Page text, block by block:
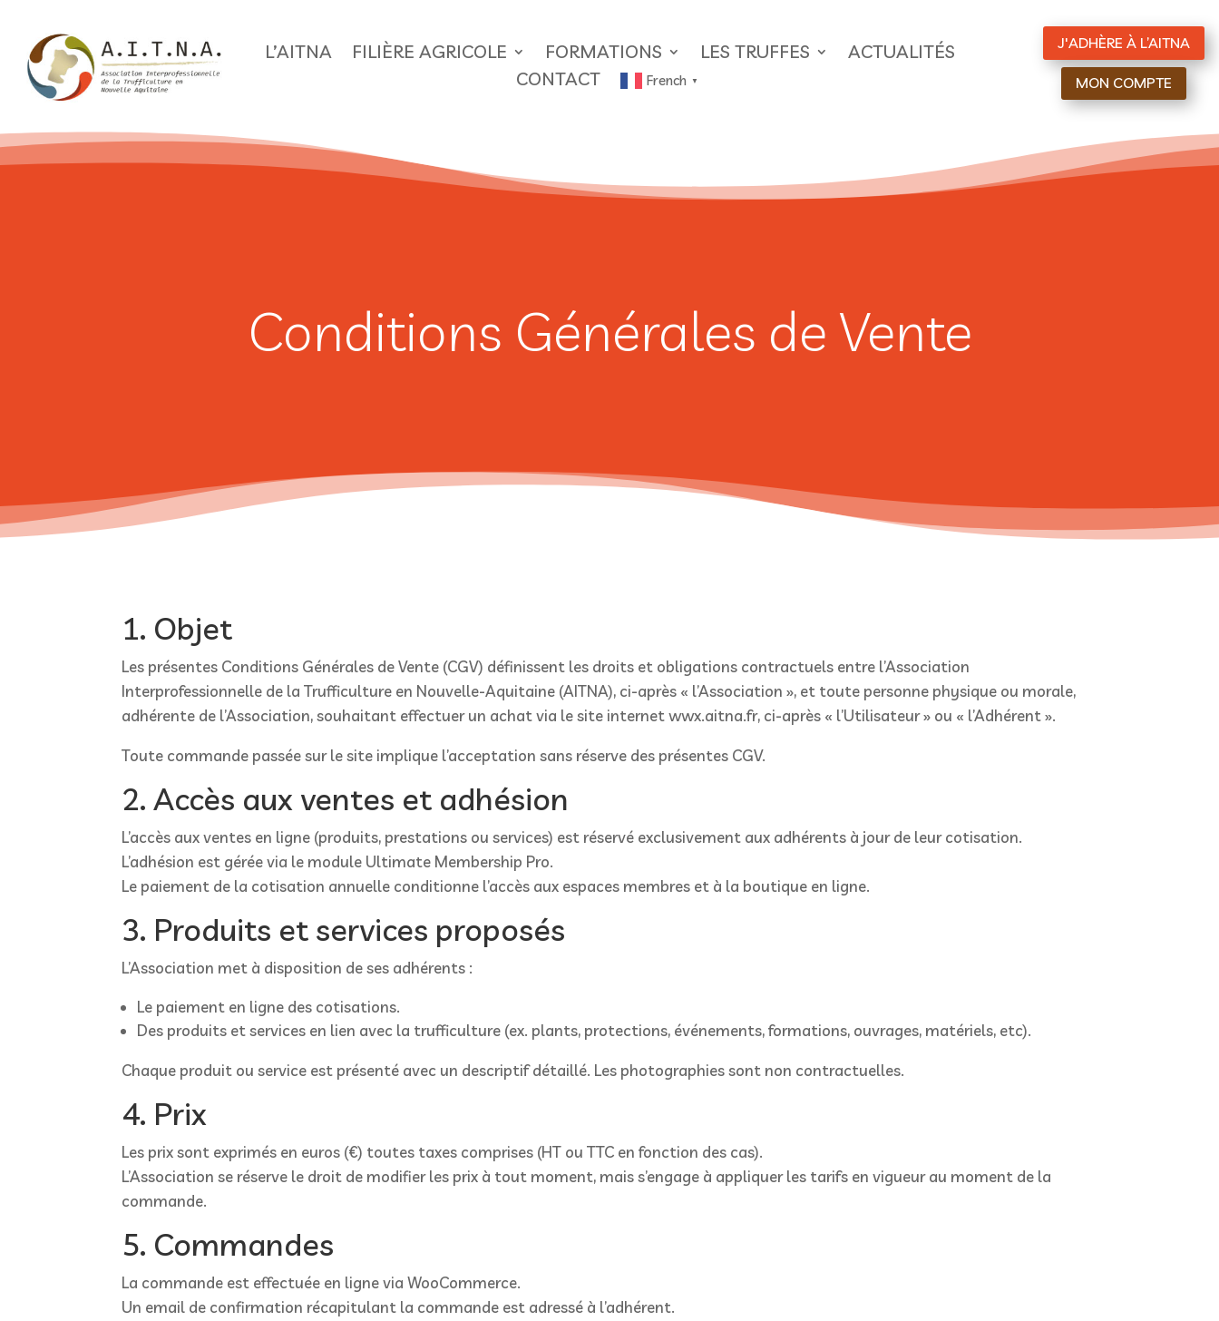
L’AITNA FILIÈRE AGRICOLE FORMATIONS LES TRUFFES
ACTUALITÉS
CONTACT
French ▼
J'ADHÈRE À L’AITNA
MON COMPTE
Conditions Générales de Vente
1. Objet
Les présentes Conditions Générales de Vente (CGV) définissent les droits et obligations contractuels entre l’Association
Interprofessionnelle de la Trufficulture en Nouvelle-Aquitaine (AITNA), ci-après « l’Association », et toute personne physique ou morale,
adhérente de l’Association, souhaitant effectuer un achat via le site internet wwx.aitna.fr, ci-après « l’Utilisateur » ou « l’Adhérent ».
Toute commande passée sur le site implique l’acceptation sans réserve des présentes CGV.
2. Accès aux ventes et adhésion
L’accès aux ventes en ligne (produits, prestations ou services) est réservé exclusivement aux adhérents à jour de leur cotisation.
L’adhésion est gérée via le module Ultimate Membership Pro.
Le paiement de la cotisation annuelle conditionne l’accès aux espaces membres et à la boutique en ligne.
3. Produits et services proposés
L’Association met à disposition de ses adhérents :
Le paiement en ligne des cotisations.
Des produits et services en lien avec la trufficulture (ex. plants, protections, événements, formations, ouvrages, matériels, etc).
Chaque produit ou service est présenté avec un descriptif détaillé. Les photographies sont non contractuelles.
4. Prix
Les prix sont exprimés en euros (€) toutes taxes comprises (HT ou TTC en fonction des cas).
L’Association se réserve le droit de modifier les prix à tout moment, mais s’engage à appliquer les tarifs en vigueur au moment de la
commande.
5. Commandes
La commande est effectuée en ligne via WooCommerce.
Un email de confirmation récapitulant la commande est adressé à l’adhérent.